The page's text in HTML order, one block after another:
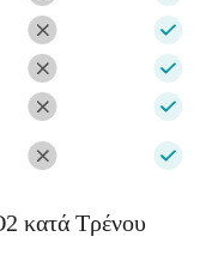
κατά Τρένου